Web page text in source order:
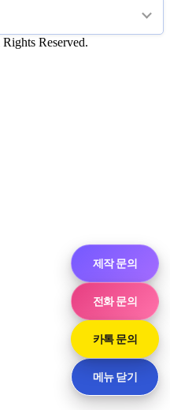
Reserved.
제작 문의
전화 문의
카톡 문의
메뉴 닫기